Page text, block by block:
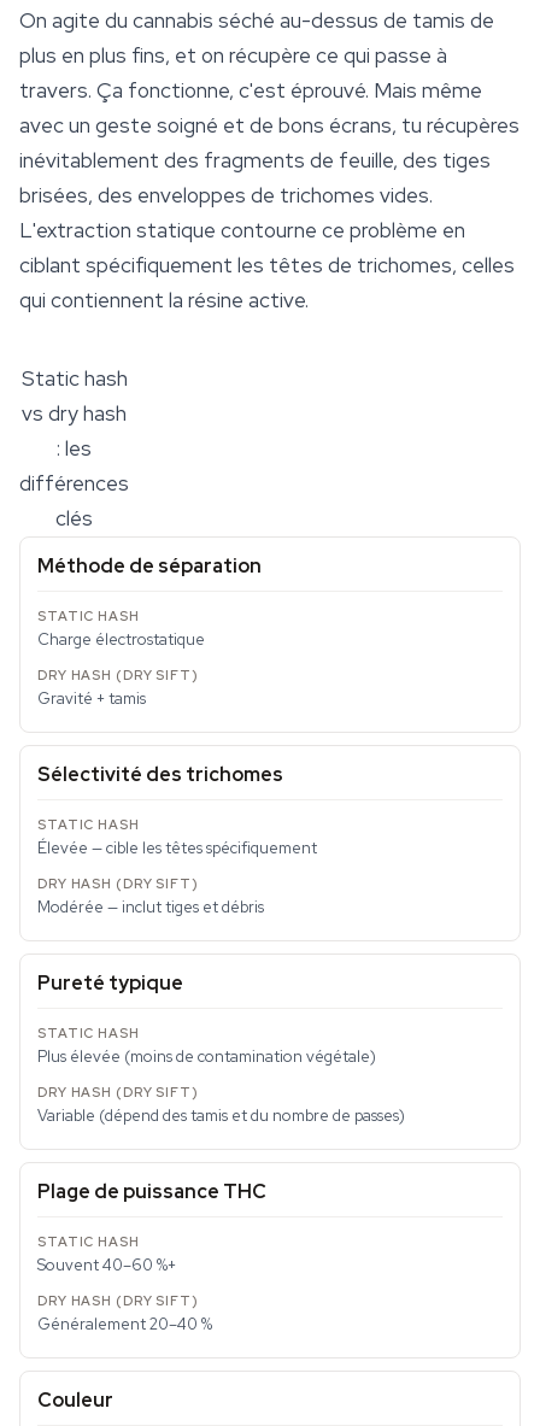
On agite du cannabis séché au-dessus de tamis de
plus en plus fins, et on récupère ce qui passe à
travers. Ça fonctionne, c'est éprouvé. Mais même
avec un geste soigné et de bons écrans, tu récupères
inévitablement des fragments de feuille, des tiges
brisées, des enveloppes de trichomes vides.
L'extraction statique contourne ce problème en
ciblant spécifiquement les têtes de trichomes, celles
qui contiennent la résine active.
Static hash
vs dry hash
: les
différences
clés
Méthode de séparation
Charge électrostatique
Gravité + tamis
Sélectivité des trichomes
Élevée — cible les têtes spécifiquement
Modérée — inclut tiges et débris
Pureté typique
Plus élevée (moins de contamination végétale)
Variable (dépend des tamis et du nombre de passes)
Plage de puissance THC
Souvent 40–60 %+
Généralement 20–40 %
Couleur